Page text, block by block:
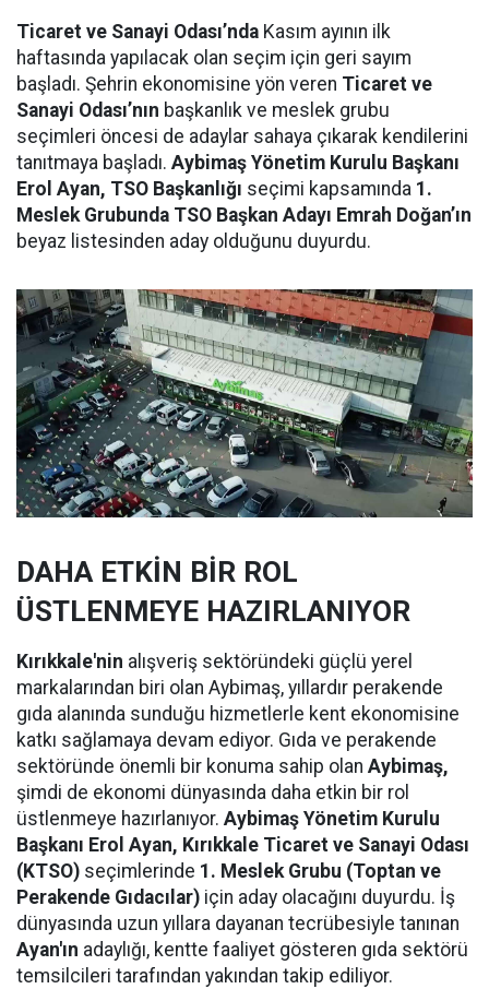
Ticaret ve Sanayi Odası’nda Kasım ayının ilk
haftasında yapılacak olan seçim için geri sayım
başladı. Şehrin ekonomisine yön veren Ticaret ve
Sanayi Odası’nın başkanlık ve meslek grubu
seçimleri öncesi de adaylar sahaya çıkarak kendilerini
tanıtmaya başladı. Aybimaş Yönetim Kurulu Başkanı
Erol Ayan, TSO Başkanlığı seçimi kapsamında 1.
Meslek Grubunda TSO Başkan Adayı Emrah Doğan’ın
beyaz listesinden aday olduğunu duyurdu.
DAHA ETKİN BİR ROL
ÜSTLENMEYE HAZIRLANIYOR
Kırıkkale'nin alışveriş sektöründeki güçlü yerel
markalarından biri olan Aybimaş, yıllardır perakende
gıda alanında sunduğu hizmetlerle kent ekonomisine
katkı sağlamaya devam ediyor. Gıda ve perakende
sektöründe önemli bir konuma sahip olan Aybimaş,
şimdi de ekonomi dünyasında daha etkin bir rol
üstlenmeye hazırlanıyor. Aybimaş Yönetim Kurulu
Başkanı Erol Ayan, Kırıkkale Ticaret ve Sanayi Odası
(KTSO) seçimlerinde 1. Meslek Grubu (Toptan ve
Perakende Gıdacılar) için aday olacağını duyurdu. İş
dünyasında uzun yıllara dayanan tecrübesiyle tanınan
Ayan'ın adaylığı, kentte faaliyet gösteren gıda sektörü
temsilcileri tarafından yakından takip ediliyor.